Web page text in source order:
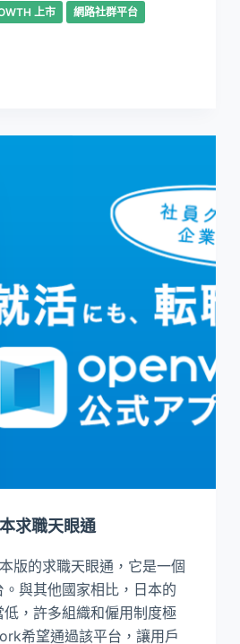
上市
網路社群平台
求職天眼通
版的求職天眼通，它是一個
與其他國家相比，日本的
，許多組織和僱用制度極
希望通過該平台，讓用戶